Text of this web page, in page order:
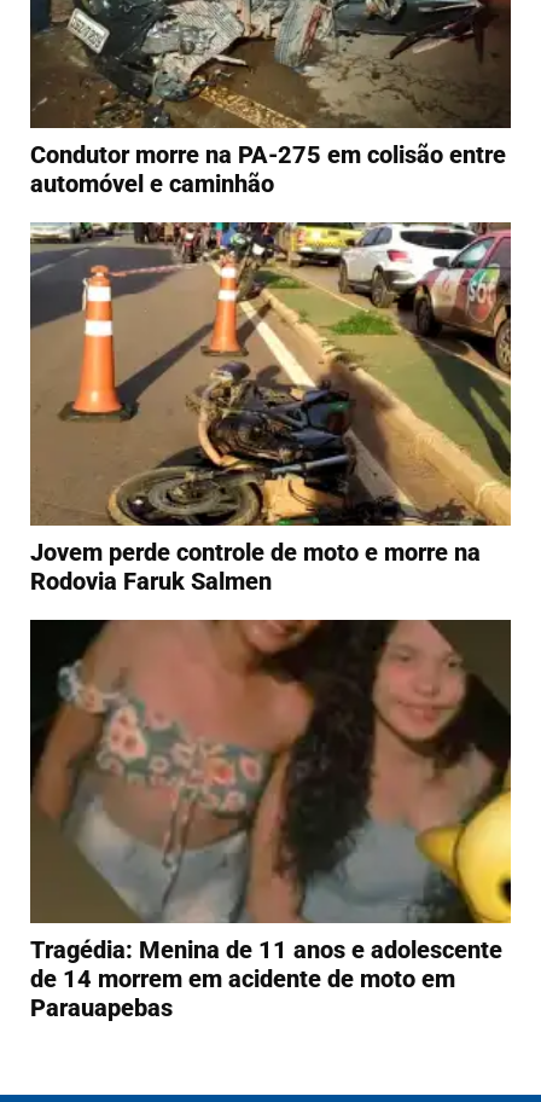
Condutor morre na PA-275 em colisão entre
automóvel e caminhão
Jovem perde controle de moto e morre na
Rodovia Faruk Salmen
Tragédia: Menina de 11 anos e adolescente
de 14 morrem em acidente de moto em
Parauapebas